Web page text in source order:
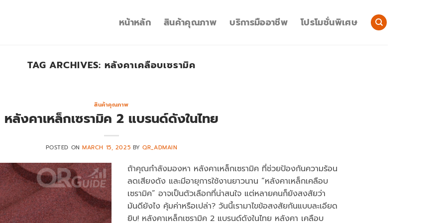
หน้าหลัก สินค้าคุณภาพ บริการมืออาชีพ โปรโมชั่นพิเศษ
TAG ARCHIVES: หลังคาเคลือบเซรามิค
สินค้าคุณภาพ
หลังคาเหล็กเซรามิค 2 แบรนด์ดังในไทย
POSTED ONMARCH 15, 2025 BYQR_ADMAIN
ถ้าคุณกำลังมองหา หลังคาเหล็กเซรามิค ที่ช่วยป้องกันความร้อน
ลดเสียงดัง และมีอายุการใช้งานยาวนาน “หลังคาเหล็กเคลือบ
เซรามิค” อาจเป็นตัวเลือกที่น่าสนใจ แต่หลายคนก็ยังสงสัยว่า
มันดียังไง คุ้มค่าหรือเปล่า? วันนี้เรามาไขข้อสงสัยกันแบบละเอียด
ยิบ! หลังคาเหล็กเซรามิค 2 แบรนด์ดังในไทย หลังคา เคลือบ